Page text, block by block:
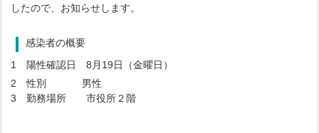
したので、お知らせします。
感染者の概要
1 陽性確認日 8月19日（金曜日）
2 性別 男性
3 勤務場所 市役所２階